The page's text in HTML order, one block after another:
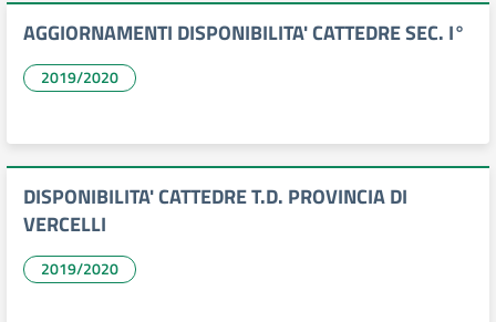
AGGIORNAMENTI DISPONIBILITA' CATTEDRE SEC. I°
2019/2020
DISPONIBILITA' CATTEDRE T.D. PROVINCIA DI
VERCELLI
2019/2020